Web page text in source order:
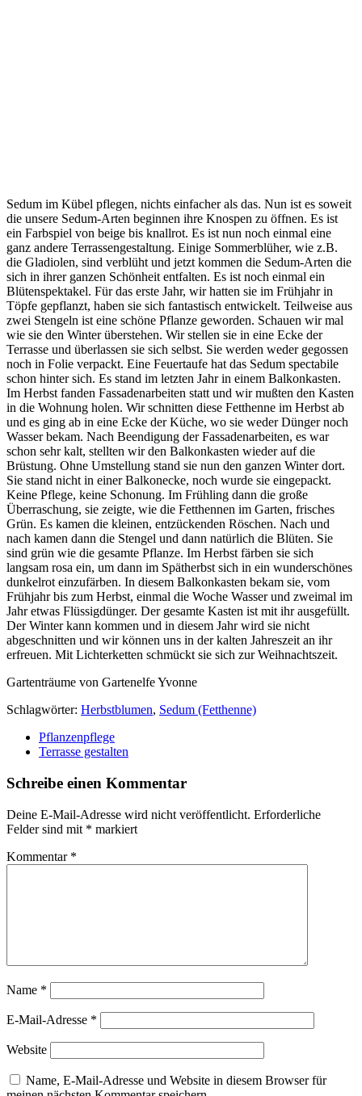
Sedum im Kübel pflegen, nichts einfacher als das. Nun ist es soweit
die unsere Sedum-Arten beginnen ihre Knospen zu öffnen. Es ist
ein Farbspiel von beige bis knallrot. Es ist nun noch einmal eine
ganz andere Terrassengestaltung. Einige Sommerblüher, wie z.B.
die Gladiolen, sind verblüht und jetzt kommen die Sedum-Arten die
sich in ihrer ganzen Schönheit entfalten. Es ist noch einmal ein
Blütenspektakel. Für das erste Jahr, wir hatten sie im Frühjahr in
Töpfe gepflanzt, haben sie sich fantastisch entwickelt. Teilweise aus
zwei Stengeln ist eine schöne Pflanze geworden. Schauen wir mal
wie sie den Winter überstehen. Wir stellen sie in eine Ecke der
Terrasse und überlassen sie sich selbst. Sie werden weder gegossen
noch in Folie verpackt. Eine Feuertaufe hat das Sedum spectabile
schon hinter sich. Es stand im letzten Jahr in einem Balkonkasten.
Im Herbst fanden Fassadenarbeiten statt und wir mußten den Kasten
in die Wohnung holen. Wir schnitten diese Fetthenne im Herbst ab
und es ging ab in eine Ecke der Küche, wo sie weder Dünger noch
Wasser bekam. Nach Beendigung der Fassadenarbeiten, es war
schon sehr kalt, stellten wir den Balkonkasten wieder auf die
Brüstung. Ohne Umstellung stand sie nun den ganzen Winter dort.
Sie stand nicht in einer Balkonecke, noch wurde sie eingepackt.
Keine Pflege, keine Schonung. Im Frühling dann die große
Überraschung, sie zeigte, wie die Fetthennen im Garten, frisches
Grün. Es kamen die kleinen, entzückenden Röschen. Nach und
nach kamen dann die Stengel und dann natürlich die Blüten. Sie
sind grün wie die gesamte Pflanze. Im Herbst färben sie sich
langsam rosa ein, um dann im Spätherbst sich in ein wunderschönes
dunkelrot einzufärben. In diesem Balkonkasten bekam sie, vom
Frühjahr bis zum Herbst, einmal die Woche Wasser und zweimal im
Jahr etwas Flüssigdünger. Der gesamte Kasten ist mit ihr ausgefüllt.
Der Winter kann kommen und in diesem Jahr wird sie nicht
abgeschnitten und wir können uns in der kalten Jahreszeit an ihr
erfreuen. Mit Lichterketten schmückt sie sich zur Weihnachtszeit.
Gartenträume von Gartenelfe Yvonne
Schlagwörter: Herbstblumen, Sedum (Fetthenne)
Pflanzenpflege
Terrasse gestalten
Schreibe einen Kommentar
Deine E-Mail-Adresse wird nicht veröffentlicht. Erforderliche
Felder sind mit * markiert
Kommentar *
Name *
E-Mail-Adresse *
Website
Name, E-Mail-Adresse und Website in diesem Browser für